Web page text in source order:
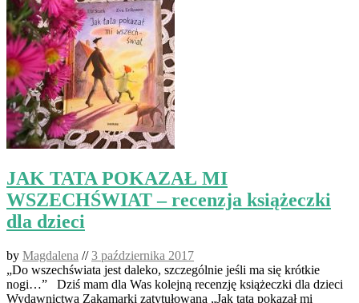
JAK TATA POKAZAŁ MI
WSZECHŚWIAT – recenzja książeczki
dla dzieci
by Magdalena //3 października 2017
„Do wszechświata jest daleko, szczególnie jeśli ma się krótkie
nogi…” Dziś mam dla Was kolejną recenzję książeczki dla dzieci
Wydawnictwa Zakamarki zatytułowaną „Jak tata pokazał mi